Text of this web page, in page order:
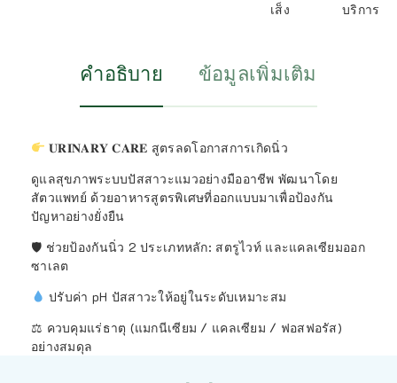
เส็ง
บริการ
คำอธิบาย ข้อมูลเพิ่มเติม
𝐔𝐑𝐈𝐍𝐀𝐑𝐘 𝐂𝐀𝐑𝐄 สูตรลดโอกาสการเกิดนิ่ว
ดูแลสุขภาพระบบปัสสาวะแมวอย่างมืออาชีพ พัฒนาโดย
สัตวแพทย์ ด้วยอาหารสูตรพิเศษที่ออกแบบมาเพื่อป้องกัน
ปัญหาอย่างยั่งยืน
🛡 ช่วยป้องกันนิ่ว 2 ประเภทหลัก: สตรูไวท์ และแคลเซียมออก
ซาเลต
ปรับค่า pH ปัสสาวะให้อยู่ในระดับเหมาะสม
⚖ ควบคุมแร่ธาตุ (แมกนีเซียม / แคลเซียม / ฟอสฟอรัส)
อย่างสมดุล